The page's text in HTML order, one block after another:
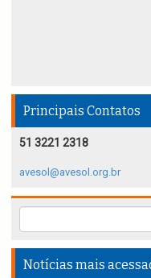
Principais Contatos
51 3221 2318
avesol@avesol.org.br
Notícias mais